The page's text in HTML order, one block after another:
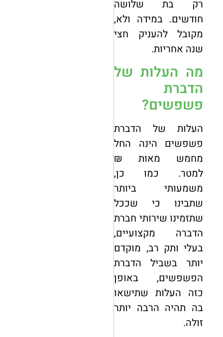
רק בת שלושה
חודשים. במידה ולא,
מקובל להעניק חצי
שנה אחריות.
מה העלות של
הדברת
פשפשים?
העלות של הדברת
פשפשים הינה החל
מחמש מאות ₪
למטר. כמו כן,
משמעותי ביותר
שתבינו כי שככל
שתזמינו שירותיחברת
הדברהמקצועיים,
בעלי ותק רב, מוקדם
יותר בשביל הדברת
הפשפשים, באופן
כזה העלות שתישאו
בה תהיה הרבה יותר
זולה.